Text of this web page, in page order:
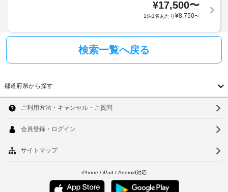
¥17,500〜
1泊1名あたり¥8,750〜
検索一覧へ戻る
都道府県から探す
北